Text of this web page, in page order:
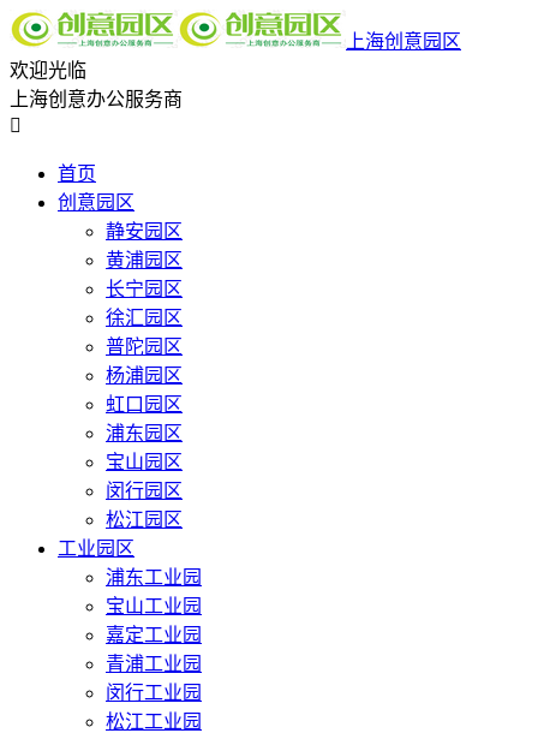
上海创意园区
欢迎光临
上海创意办公服务商

首页
创意园区
静安园区
黄浦园区
长宁园区
徐汇园区
普陀园区
杨浦园区
虹口园区
浦东园区
宝山园区
闵行园区
松江园区
工业园区
浦东工业园
宝山工业园
嘉定工业园
青浦工业园
闵行工业园
松江工业园